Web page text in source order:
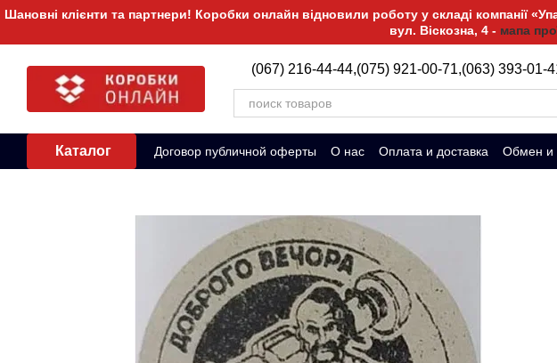
Перейти к основному контенту
Шановні клієнти та партнери! Коробки онлайн відновили роботу у складі компанії
вул. Віскозна, 4 - мапа
(067) 216-44-44,(075) 921-00-71,(063) 393-01-
Каталог Договор публичной оферты О нас Оплата и доставка Обмен и